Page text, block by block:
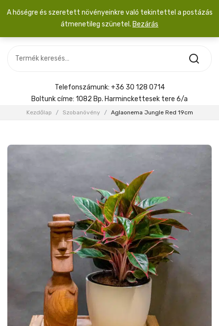
SZOBANÖVÉNY
KIEGÉSZÍTŐK
Menyasszonyi csokor
Telefonszámunk: +36 30 128 0714
Boltunk címe: 1082 Bp. Harminckettesek tere 6/a
Kezdőlap / Szobanövény / Aglaonema Jungle Red 19cm
A hőségre és szeretett növényeinkre való tekintettel a postázás
átmenetileg szünetel. Bezárás